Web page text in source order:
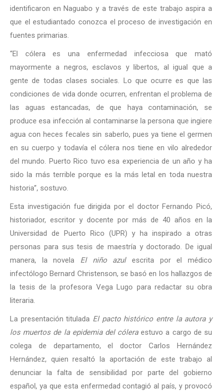
identificaron en Naguabo y a través de este trabajo aspira a
que el estudiantado conozca el proceso de investigación en
fuentes primarias.
“El cólera es una enfermedad infecciosa que mató
mayormente a negros, esclavos y libertos, al igual que a
gente de todas clases sociales. Lo que ocurre es que las
condiciones de vida donde ocurren, enfrentan el problema de
las aguas estancadas, de que haya contaminación, se
produce esa infección al contaminarse la persona que ingiere
agua con heces fecales sin saberlo, pues ya tiene el germen
en su cuerpo y todavía el cólera nos tiene en vilo alrededor
del mundo. Puerto Rico tuvo esa experiencia de un año y ha
sido la más terrible porque es la más letal en toda nuestra
historia”, sostuvo.
Esta investigación fue dirigida por el doctor Fernando Picó,
historiador, escritor y docente por más de 40 años en la
Universidad de Puerto Rico (UPR) y ha inspirado a otras
personas para sus tesis de maestría y doctorado. De igual
manera, la novela El niño azul escrita por el médico
infectólogo Bernard Christenson, se basó en los hallazgos de
la tesis de la profesora Vega Lugo para redactar su obra
literaria.
La presentación titulada El pacto histórico entre la autora y
los muertos de la epidemia del cóleraestuvo a cargo de su
colega de departamento, el doctor Carlos Hernández
Hernández, quien resaltó la aportación de este trabajo al
denunciar la falta de sensibilidad por parte del gobierno
español, ya que esta enfermedad contagió al país, y provocó